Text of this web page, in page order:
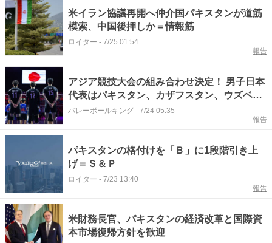
米イラン協議再開へ仲介国パキスタンが道筋
模索、中国後押しか＝情報筋
ロイター - 7/25 01:54
報告
アジア競技大会の組み合わせ決定！ 男子日本
代表はパキスタン、カザフスタン、ウズベキ
スタンと同組
バレーボールキング - 7/24 05:35
報告
パキスタンの格付けを「Ｂ」に1段階引き上
げ＝Ｓ＆Ｐ
ロイター - 7/23 13:40
報告
米財務長官、パキスタンの経済改革と国際資
本市場復帰方針を歓迎